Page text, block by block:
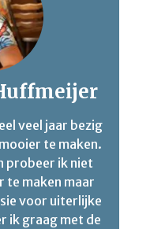
veel jaar bezig
te maken.
probeer ik niet
te maken maar
voor uiterlijke
ik graag met de